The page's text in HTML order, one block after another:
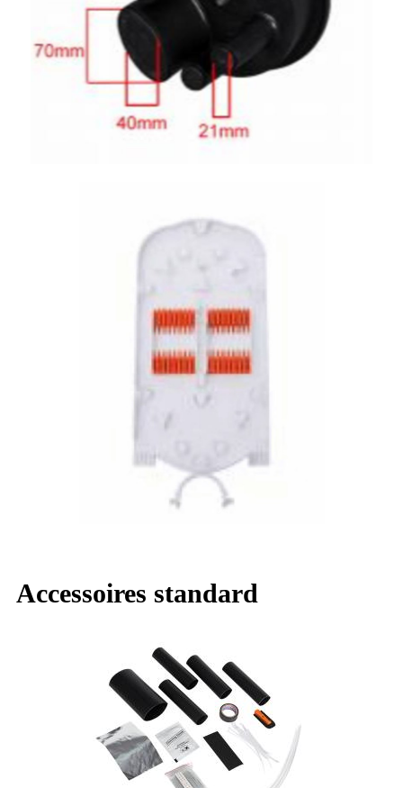
Accessoires standard